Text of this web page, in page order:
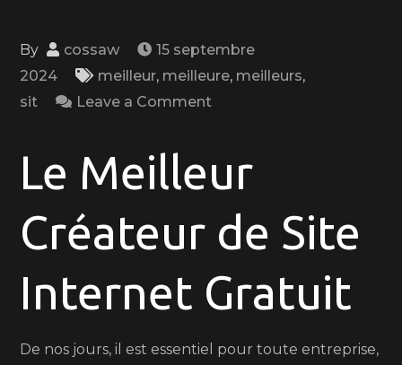
By cossaw
15 septembre
2024
meilleur, meilleure, meilleurs,
sit
Leave a Comment
Meilleur
de
Site
Internet
Gratuit
Votre
Le Meilleur
Créateur de Site
Internet Gratuit
De nos jours, il est essentiel pour toute entreprise,